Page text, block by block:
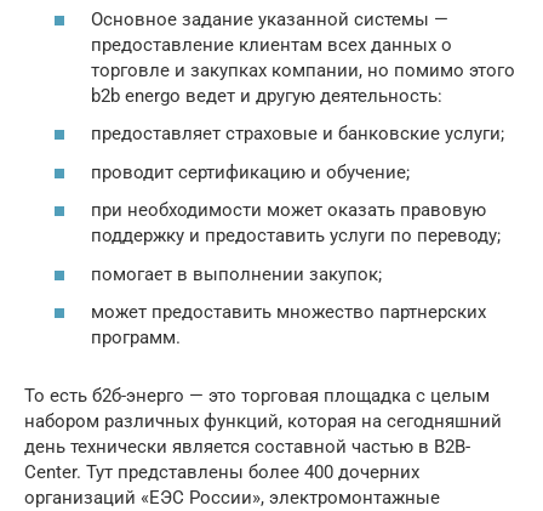
Основное задание указанной системы —
предоставление клиентам всех данных о
торговле и закупках компании, но помимо этого
b2b energo ведет и другую деятельность:
предоставляет страховые и банковские услуги;
проводит сертификацию и обучение;
при необходимости может оказать правовую
поддержку и предоставить услуги по переводу;
помогает в выполнении закупок;
может предоставить множество партнерских
программ.
То есть б2б-энерго — это торговая площадка с целым
набором различных функций, которая на сегодняшний
день технически является составной частью в B2B-
Center. Тут представлены более 400 дочерних
организаций «ЕЭС России», электромонтажные